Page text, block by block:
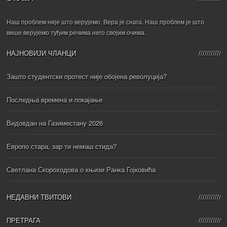
Наш проблем није што верујемо. Вера је снага. Наш проблем је што
више верујемо туђим речима него својим очима.
НАЈНОВИЈИ ЧЛАНЦИ
Зашто студентски протест није обојена револуција?
Последња времена и покајање
Видовдан на Газиместану 2026
Европо стара, зар ти немаш стида?
Светлана Скороходова о књизи Ранка Гојковића
НЕДАВНИ ТВИТОВИ
ПРЕТРАГА